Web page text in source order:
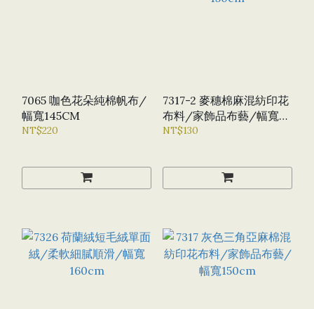
7065 咖色花朵純棉帆布/
幅寬145CM
NT$220
7317-2 麥穗棉麻混紡印花
布料/家飾品布藝/幅寬
150CM
NT$130